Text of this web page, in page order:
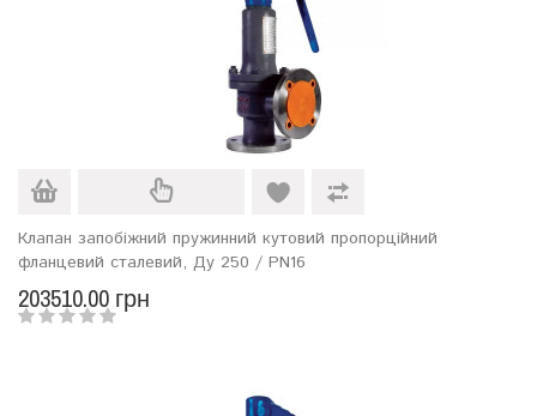
Клапан запобіжний пружинний кутовий пропорційний
фланцевий сталевий, Ду 250 / PN16
203510.00 грн